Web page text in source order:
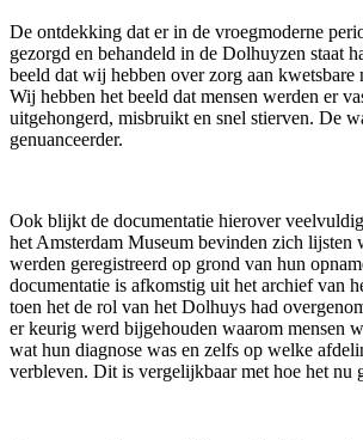
De ontdekking dat er in de vroegmoderne
gezorgd en behandeld in de Dolhuyzen staat
beeld dat wij hebben over zorg aan kwetsbare
Wij hebben het beeld dat mensen werden er
uitgehongerd, misbruikt en snel stierven. De
genuanceerder.
Ook blijkt de documentatie hierover
het Amsterdam Museum bevinden zich lijsten
werden geregistreerd op grond van hun
documentatie is afkomstig uit het archief van
toen het de rol van het Dolhuys had
er keurig werd bijgehouden waarom mensen
wat hun diagnose was en zelfs op welke
verbleven. Dit is vergelijkbaar met hoe het nu